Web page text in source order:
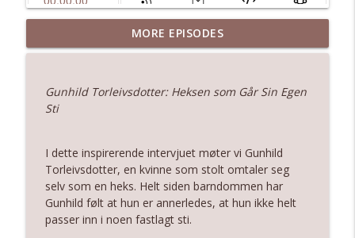
Finne veien hjem til hjertet og leve sant
med Triana Iglesias
info_outline
From Burnout to Finding Your Voice: A
Journey to Authentic Expression | Tina
Bakehouse
Love, Joy & Heartset Podcast
MORE EPISODES
Gunhild Torleivsdotter: Heksen som Går Sin Egen
Sti
I dette inspirerende intervjuet møter vi Gunhild
Torleivsdotter, en kvinne som stolt omtaler seg
selv som en heks. Helt siden barndommen har
Gunhild følt at hun er annerledes, at hun ikke helt
passer inn i noen fastlagt sti.